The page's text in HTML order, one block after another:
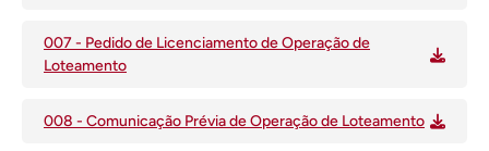
007 - Pedido de Licenciamento de Operação de
Loteamento
008 - Comunicação Prévia de Operação de Loteamento